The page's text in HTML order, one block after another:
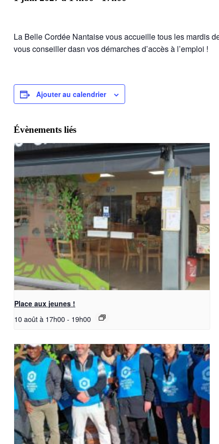
La Belle Cordée Nantaise vous accueille tous les mardis
vous conseiller dasn vos démarches d’accès à l’emploi !
Ajouter au calendrier
Évènements liés
Place aux jeunes !
10 août à 17h00- 19h00